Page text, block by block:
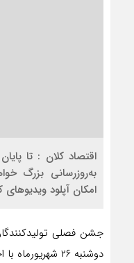
به‌روزرسانی بزرگ
امکان آپلود
جشن فصلی
دوشنبه ۲۶ شهریورماه با اجرای اسماعیل باستانی برگزار شد.